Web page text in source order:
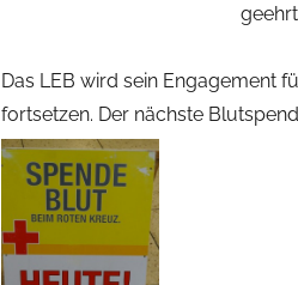
Das LEB wird sein Engagement
fortsetzen. Der nächste